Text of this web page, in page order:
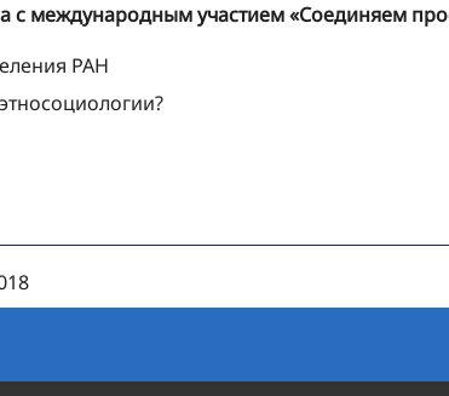
с международным участием «Соединяем
РАН